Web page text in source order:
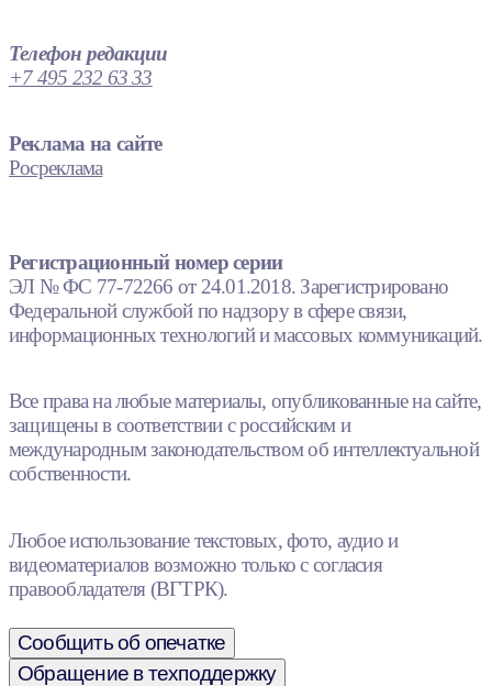
Телефон редакции
+7 495 232 63 33
Реклама на сайте
Росреклама
Регистрационный номер серии
ЭЛ № ФС 77-72266 от 24.01.2018. Зарегистрировано
Федеральной службой по надзору в сфере связи,
информационных технологий и массовых коммуникаций.
Все права на любые материалы, опубликованные на сайте,
защищены в соответствии с российским и
международным законодательством об интеллектуальной
собственности.
Любое использование текстовых, фото, аудио и
видеоматериалов возможно только с согласия
правообладателя (ВГТРК).
Сообщить об опечатке
Обращение в техподдержку